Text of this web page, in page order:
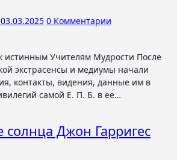
03.03.2025 0 Комментарии
экстрасенсы и медиумы начали
контакты, видения, данные им в
самой Е. П. Б. в ее…
Джон Гарригес